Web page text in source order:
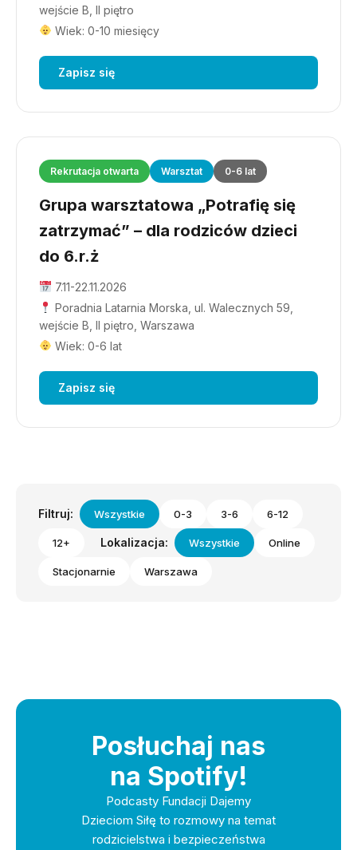
wejście B, II piętro
Wiek: 0-10 miesięcy
Zapisz się
Rekrutacja otwarta Warsztat 0-6 lat
Grupa warsztatowa „Potrafię się
zatrzymać” – dla rodziców dzieci
do 6.r.ż
7.11-22.11.2026
Poradnia Latarnia Morska, ul. Walecznych 59,
wejście B, II piętro, Warszawa
Wiek: 0-6 lat
Zapisz się
Filtruj: Wszystkie 0-3 3-6 6-12
12+ Lokalizacja: Wszystkie Online
Stacjonarnie Warszawa
Posłuchaj nas
na Spotify!
Podcasty Fundacji Dajemy
Dzieciom Siłę to rozmowy na temat
rodzicielstwa i bezpieczeństwa